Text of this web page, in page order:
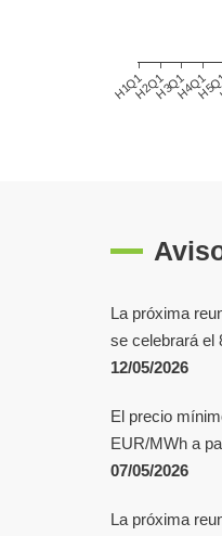
H1Q1H2Q1H3Q1H4Q1
La próxima
se celebrará el
12/05/2026
El precio
EUR/MWh a
07/05/2026
La próxima